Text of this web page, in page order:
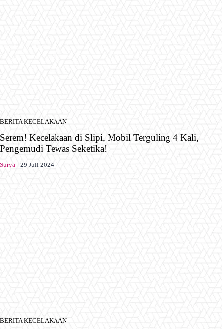
BERITA KECELAKAAN
Serem! Kecelakaan di Slipi, Mobil Terguling 4 Kali,
Pengemudi Tewas Seketika!
Surya - 29 Juli 2024
BERITA KECELAKAAN